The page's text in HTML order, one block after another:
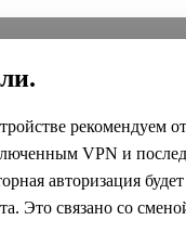
рекомендуем
VPN и
авторизация
Это связано со